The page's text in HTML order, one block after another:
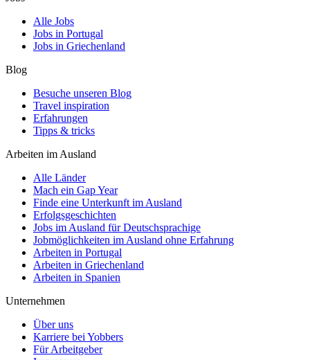
Alle Jobs
Jobs in Portugal
Jobs in Griechenland
Blog
Besuche unseren Blog
Travel inspiration
Erfahrungen
Tipps & tricks
Arbeiten im Ausland
Alle Länder
Mach ein Gap Year
Finde eine Unterkunft im Ausland
Erfolgsgeschichten
Jobs im Ausland für Deutschsprachige
Jobmöglichkeiten im Ausland ohne Erfahrung
Arbeiten in Portugal
Arbeiten in Griechenland
Arbeiten in Spanien
Unternehmen
Über uns
Karriere bei Yobbers
Für Arbeitgeber